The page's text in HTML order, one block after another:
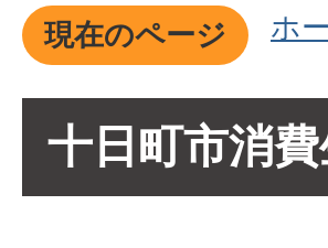
現在のページ ホ
十日町市消